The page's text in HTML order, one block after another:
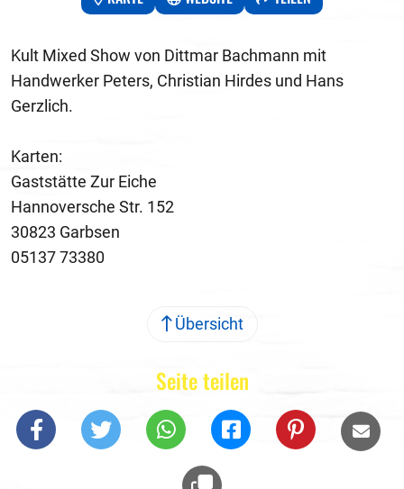
Kult Mixed Show von Dittmar Bachmann mit
Handwerker Peters, Christian Hirdes und Hans
Gerzlich.
Karten:
Gaststätte Zur Eiche
Hannoversche Str. 152
30823 Garbsen
05137 73380
Übersicht
Seite teilen